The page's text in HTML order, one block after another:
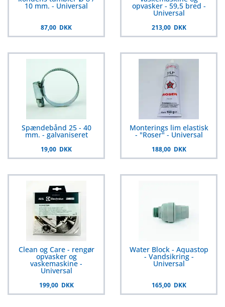
10 mm. - Universal
87,00 DKK
opvasker - 59,5 bred -
Universal
213,00 DKK
Spændebånd 25 - 40
mm. - galvaniseret
19,00 DKK
Monterings lim elastisk
- "Roser" - Universal
188,00 DKK
Clean og Care - rengør
opvasker og
vaskemaskine -
Universal
199,00 DKK
Water Block - Aquastop
- Vandsikring -
Universal
165,00 DKK